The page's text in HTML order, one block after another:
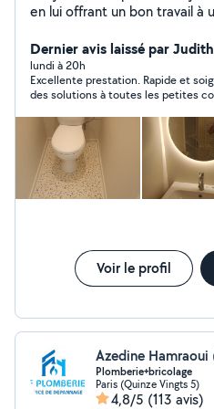
en lui offrant un bon travail à
conquérir un nouveau client
service à toute moment
Dernier avis laissé par
lundi à 20h
Excellente prestation. Rapide et
des solutions à toutes les petites
toutes mes exigences. Merci Nadir!
Voir le profil
Azedine
Plomberie+bricolage
Paris (Quinze Vingts 5)
4,8/5 (113 avis)